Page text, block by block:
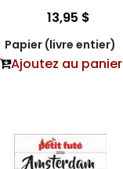
13,95 $
Papier (livre entier)
Ajoutez au panier